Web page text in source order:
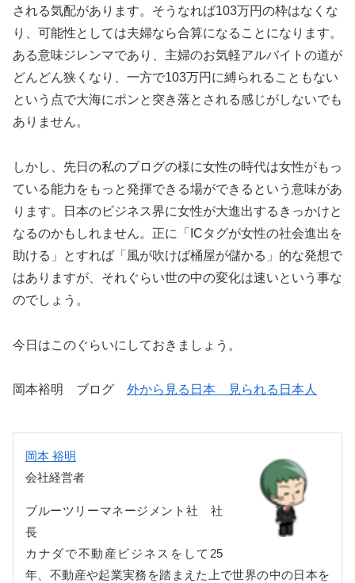
される気配があります。そうなれば103万円の枠はなくな
り、可能性としては夫婦なら合算になることになります。
ある意味ジレンマであり、主婦のお気軽アルバイトの道が
どんどん狭くなり、一方で103万円に縛られることもない
という点で大海にポンと突き落とされる感じがしないでも
ありません。
しかし、先日の私のブログの様に女性の時代は女性がもっ
ている能力をもっと発揮できる場ができるという意味があ
ります。日本のビジネス界に女性が大進出するきっかけと
なるのかもしれません。正に「ICタグが女性の社会進出を
助ける」とすれば「風が吹けば桶屋が儲かる」的な発想で
はありますが、それぐらい世の中の変化は速いという事な
のでしょう。
今日はこのぐらいにしておきましょう。
岡本裕明 ブログ 外から見る日本 見られる日本人
岡本 裕明
会社経営者
ブルーツリーマネージメント社 社
長
カナダで不動産ビジネスをして25
年、不動産や起業実務を踏まえた上で世界の中の日本を